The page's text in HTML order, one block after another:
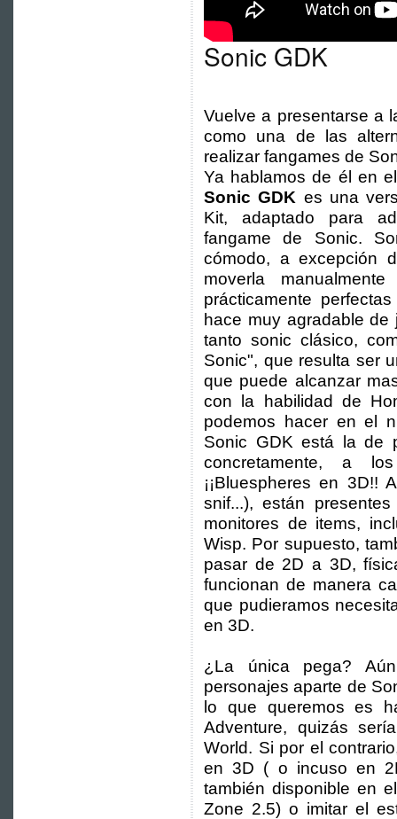
Sonic GDK
Vuelve a presentarse a
como una de las
realizar fangames de
Ya hablamos de él en
Sonic GDK es una
Kit, adaptado para
fangame de Sonic.
cómodo, a excepción
moverla
prácticamente
hace muy agradable
tanto sonic clásico,
Sonic", que resulta ser
que puede alcanzar
con la habilidad de
podemos hacer en el
Sonic GDK está la de
concretamente, a
¡¡Bluespheres en 3D!!
snif...), están
monitores de items,
Wisp. Por supuesto,
pasar de 2D a 3D,
funcionan de manera
que pudieramos
en 3D.
¿La única pega?
personajes aparte de
lo que queremos es
Adventure, quizás
World. Si por el
en 3D ( o incuso en
también disponible en
Zone 2.5) o imitar el